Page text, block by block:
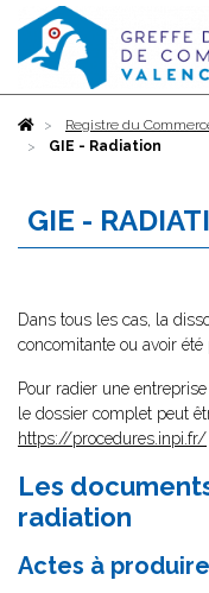
AccueilRegistre du
GIE - Radiation
GIE -
Dans tous les cas, la
concomitante ou avoir
Pour radier une
le dossier complet peut
https://procedures.inpi.fr/
Les
radiation
Actes à produire